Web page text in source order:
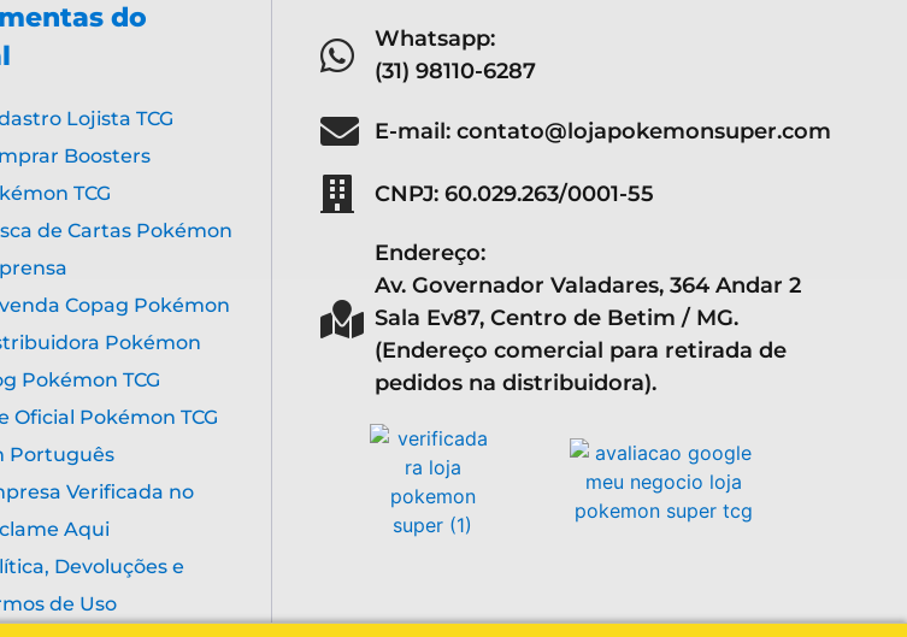
do
Lojista TCG
Boosters
TCG
de Cartas Pokémon
Copag Pokémon
Pokémon
Pokémon TCG
Oficial Pokémon TCG
Português
Verificada no
Aqui
Devoluções e
de Uso
Whatsapp:
(31) 98110-6287
E-mail: contato@lojapokemonsuper.com
CNPJ: 60.029.263/0001-55
Endereço:
Av. Governador Valadares, 364 Andar 2
Sala Ev87, Centro de Betim / MG.
(Endereço comercial para retirada de
pedidos na distribuidora).